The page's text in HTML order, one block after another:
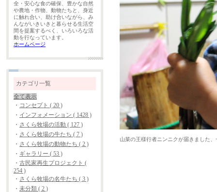
全・安心な食の確保、豊かな自然
や農地・作物、動物たちと、身近
に触れ合い、助け合いながら、み
んながいきいきと暮らせる生活空
間を提案するべく、いろいろな活
動を行なっています。
ホームページ
カテゴリ一覧
全て表示
・ コンセプト ( 20 )
・ インフォメーション ( 1428 )
・ さくら牧場の活動 ( 127 )
・ さくら牧場の牛たち ( 7 )
・ さくら牧場の動物たち ( 2 )
・ ギャラリー ( 53 )
・ 古民家再生プロジェクト (
254 )
・ さくら牧場の名牛たち ( 3 )
・ 未分類 ( 2 )
山菜の王様行者ニンニクが届きました